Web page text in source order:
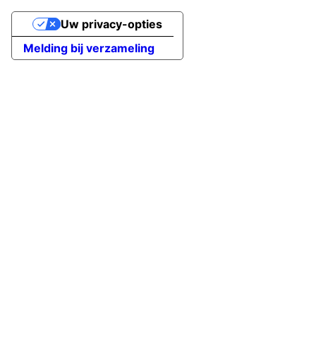
Melding bij verzameling
Uw privacy-opties